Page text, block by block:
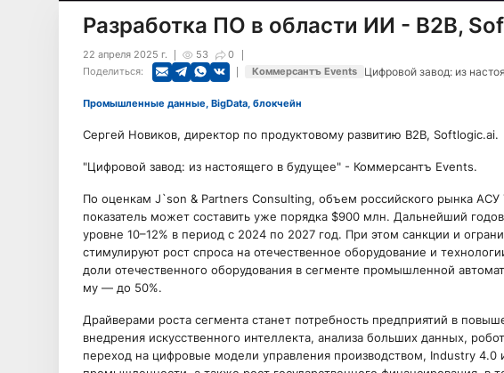
Разработка ПО в области ИИ - B2B,
53 0
22 апреля 2025 г.
Поделиться:
Коммерсантъ Events Цифровой завод: из
Промышленные данные, BigData, блокчейн
Сергей Новиков, директор по продуктовому развитию B2B, Softlogic.ai.
"Цифровой завод: из настоящего в будущее" - Коммерсантъ Events.
По оценкам J`son & Partners Consulting, объем российского рынка АСУ
показатель может составить уже порядка $900 млн. Дальнейший
уровне 10–12% в период с 2024 по 2027 год. При этом санкции и
стимулируют рост спроса на отечественное оборудование и
доли отечественного оборудования в сегменте промышленной
му — до 50%.
Драйверами роста сегмента станет потребность предприятий в
внедрения искусственного интеллекта, анализа больших данных,
переход на цифровые модели управления производством, Industry 4.0